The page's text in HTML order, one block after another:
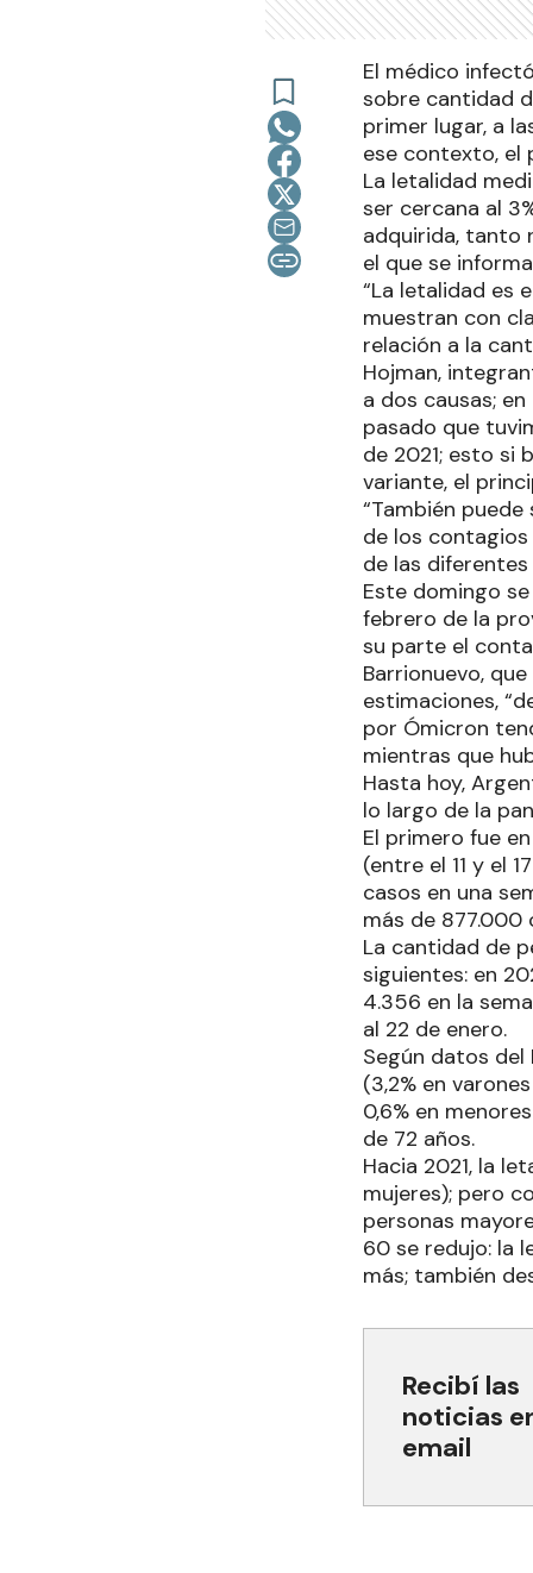
El médico
sobre cantidad
primer lugar, a
ese contexto, el
La letalidad
ser cercana al
adquirida, tanto
el que se
“La letalidad es
muestran con
relación a la
Hojman,
a dos causas;
pasado que
de 2021; esto si
variante, el
“También
de los
de las
Este domingo
febrero de la
su parte el
Barrionuevo,
estimaciones,
por Ómicron
mientras que
Hasta hoy,
lo largo de la
El primero fue
(entre el 11 y el
casos en una
más de 877.000
La cantidad de
siguientes: en
4.356 en la
al 22 de enero.
Según datos
(3,2% en
0,6% en
de 72 años.
Hacia 2021, la
mujeres); pero
personas
60 se redujo: la
más; también
Recibí las
noticias
email